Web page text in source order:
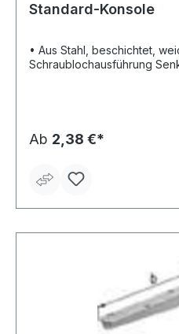
Standard-Konsole
• Aus Stahl, beschichtet,
Schraublochausführung
Ab 2,38 €*